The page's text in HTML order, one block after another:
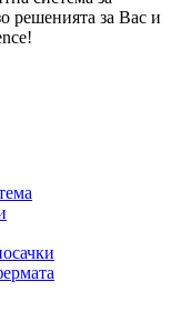
решенията за Вас и